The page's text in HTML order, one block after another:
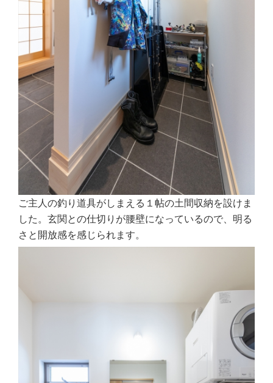
ご主人の釣り道具がしまえる１帖の土間収納を設けま
した。玄関との仕切りが腰壁になっているので、明る
さと開放感を感じられます。